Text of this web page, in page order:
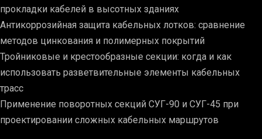
прокладки кабелей в высотных зданиях
Антикоррозийная защита кабельных лотков: сравнение
методов цинкования и полимерных покрытий
Тройниковые и крестообразные секции: когда и как
использовать разветвительные элементы кабельных
трасс
Применение поворотных секций СУГ-90 и СУГ-45 при
проектировании сложных кабельных маршрутов